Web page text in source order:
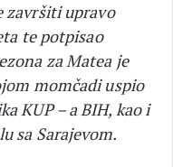
završiti upravo
te potpisao
za Matea je
momčadi uspio
KUP – a BIH, kao i
sa Sarajevom.